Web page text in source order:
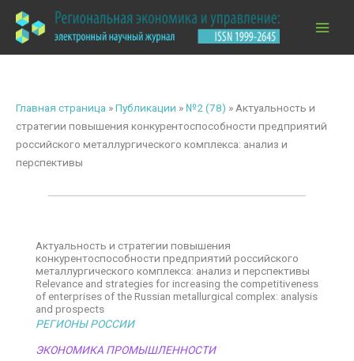
содержимому
Главная страница »Публикации » №2 (78) » Актуальность и
стратегии повышения конкурентоспособности предприятий
российского металлургического комплекса: анализ и
перспективы
Актуальность и стратегии повышения
конкурентоспособности предприятий российского
металлургического комплекса: анализ и перспективы
Relevance and strategies for increasing the competitiveness
of enterprises of the Russian metallurgical complex: analysis
and prospects
РЕГИОНЫ РОССИИ
ЭКОНОМИКА ПРОМЫШЛЕННОСТИ